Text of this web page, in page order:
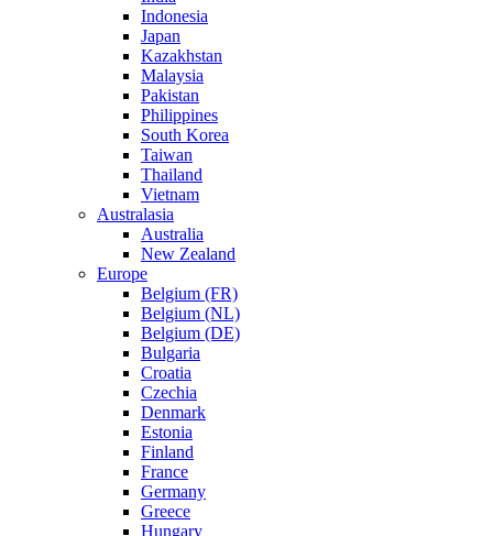
Indonesia
Japan
Kazakhstan
Malaysia
Pakistan
Philippines
South Korea
Taiwan
Thailand
Vietnam
Australasia
Australia
New Zealand
Europe
Belgium (FR)
Belgium (NL)
Belgium (DE)
Bulgaria
Croatia
Czechia
Denmark
Estonia
Finland
France
Germany
Greece
Hungary